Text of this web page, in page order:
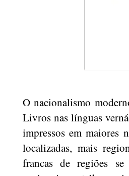
O nacionalismo
Livros nas línguas
impressos em maiores
localizadas, mais
francas de regiões